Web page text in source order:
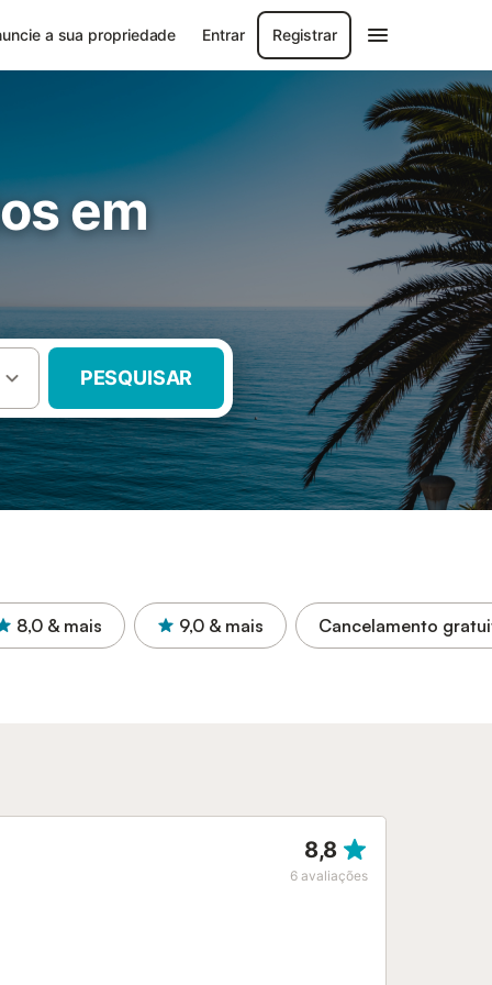
a sua propriedade Entrar Registrar
em
PESQUISAR
8,0 & mais 9,0 & mais Cancelamento
8,8
6 avaliações